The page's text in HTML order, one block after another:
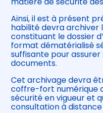
Ainsi, il est à présent
habilité devra archiver
constituant le dossier
format dématérialisé
suffisante pour
documents.
Cet archivage devra
coffre-fort numérique
sécurité en vigueur et
consultation à